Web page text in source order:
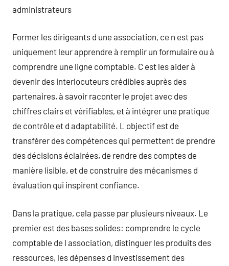
administrateurs
Former les dirigeants d une association, ce n est pas
uniquement leur apprendre à remplir un formulaire ou à
comprendre une ligne comptable. C est les aider à
devenir des interlocuteurs crédibles auprès des
partenaires, à savoir raconter le projet avec des
chiffres clairs et vérifiables, et à intégrer une pratique
de contrôle et d adaptabilité. L objectif est de
transférer des compétences qui permettent de prendre
des décisions éclairées, de rendre des comptes de
manière lisible, et de construire des mécanismes d
évaluation qui inspirent confiance.
Dans la pratique, cela passe par plusieurs niveaux. Le
premier est des bases solides: comprendre le cycle
comptable de l association, distinguer les produits des
ressources, les dépenses d investissement des